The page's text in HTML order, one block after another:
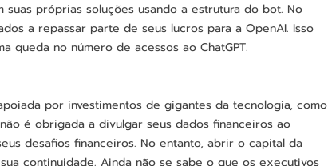
próprias soluções usando a estrutura do bot. No
a repassar parte de seus lucros para a OpenAI. Isso
queda no número de acessos ao ChatGPT.
por investimentos de gigantes da tecnologia, como
é obrigada a divulgar seus dados financeiros ao
desafios financeiros. No entanto, abrir o capital da
continuidade. Ainda não se sabe o que os executivos